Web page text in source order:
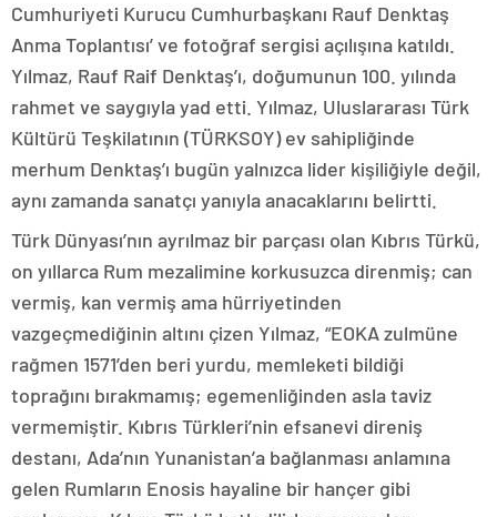
Cumhuriyeti Kurucu Cumhurbaşkanı Rauf Denktaş
Anma Toplantısı’ ve fotoğraf sergisi açılışına katıldı.
Yılmaz, Rauf Raif Denktaş’ı, doğumunun 100. yılında
rahmet ve saygıyla yad etti. Yılmaz, Uluslararası Türk
Kültürü Teşkilatının (TÜRKSOY) ev sahipliğinde
merhum Denktaş’ı bugün yalnızca lider kişiliğiyle değil,
aynı zamanda sanatçı yanıyla anacaklarını belirtti.
Türk Dünyası’nın ayrılmaz bir parçası olan Kıbrıs Türkü,
on yıllarca Rum mezalimine korkusuzca direnmiş; can
vermiş, kan vermiş ama hürriyetinden
vazgeçmediğinin altını çizen Yılmaz, “EOKA zulmüne
rağmen 1571’den beri yurdu, memleketi bildiği
toprağını bırakmamış; egemenliğinden asla taviz
vermemiştir. Kıbrıs Türkleri’nin efsanevi direniş
destanı, Ada’nın Yunanistan’a bağlanması anlamına
gelen Rumların Enosis hayaline bir hançer gibi